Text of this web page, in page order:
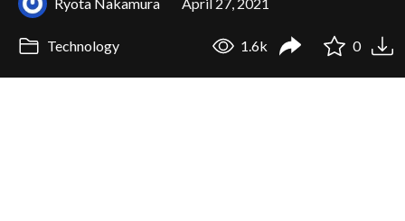
Technology 1.6k 0